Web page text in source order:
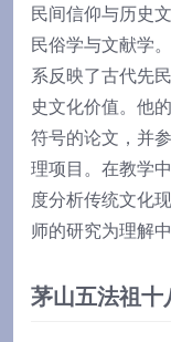
民间信仰与历史
民俗学与文献学
系反映了古代先
史文化价值。他
符号的论文，并
理项目。在教学
度分析传统文化
师的研究为理解
茅山五法祖十